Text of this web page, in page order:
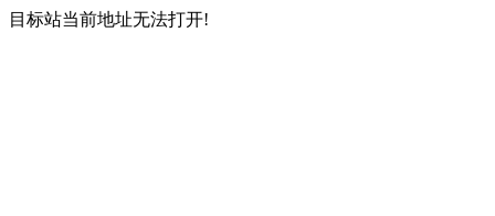
目标站当前地址无法打开!